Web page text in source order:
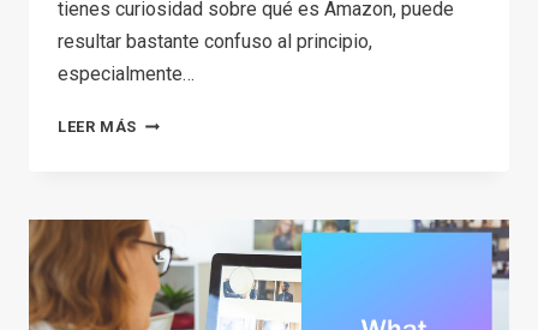
tienes curiosidad sobre qué es Amazon, puede
resultar bastante confuso al principio,
especialmente…
LEER MÁS ¿QUÉ
UNA
GUÍA
SOBRE
CÓMO